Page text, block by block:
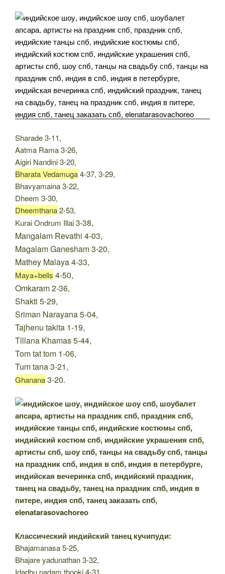
Sharade 3-11,
Aatma Rama 3-26,
Aigiri Nandini 3-20,
Bharata Vedamuga4-37, 3-29,
Bhavyamaina 3-22,
Dheem 3-30,
Dheemthana2-53,
Kurai Ondrum Illai 3-38,
Mangalam Revathi 4-03,
Magalam Ganesham 3-20,
Mathey Malaya 4-33,
Maya+bells 4-50,
Omkaram 2-36,
Shakti 5-29,
Sriman Narayana 5-04,
Tajhenu takita 1-19,
Tillana Khamas 5-44,
Tom tat tom 1-06,
Tum tana 3-21,
Ghanana3-20.
Классический индийский танец кучипуди:
Bhajamanasa 5-25,
Bhajare yadunathan 3-32,
Idadhu padam thooki 4-31,